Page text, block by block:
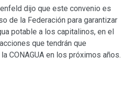
dijo que este convenio es
de la Federación para garantizar
potable a los capitalinos, en el
que tendrán que
CONAGUA en los próximos años.